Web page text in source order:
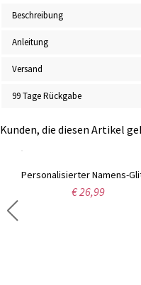
Beschreibung
Anleitung
Versand
99 Tage Rückgabe
Kunden, die diesen Artikel
€ 26,99